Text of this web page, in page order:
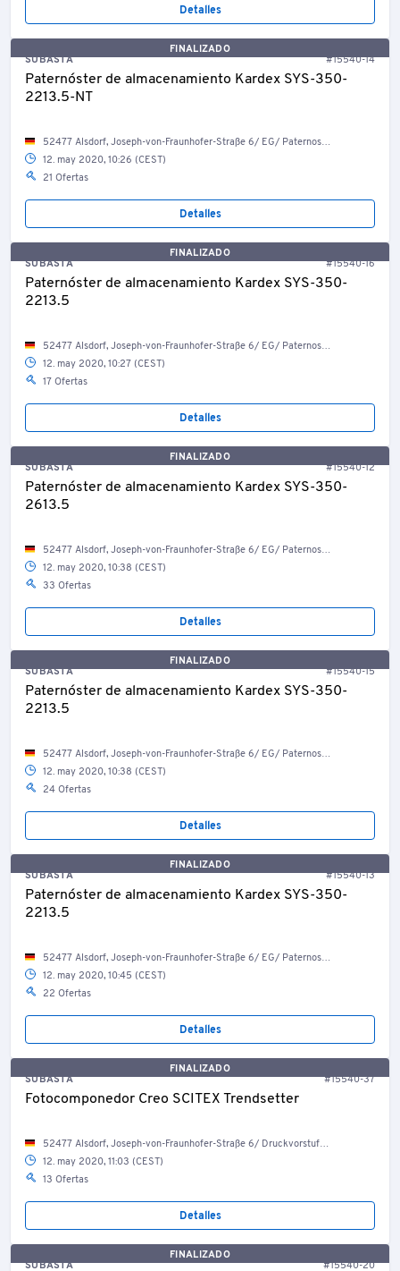
Detalles
FINALIZADO
SUBASTA
#15540-14
Paternóster de almacenamiento Kardex SYS-350-
2213.5-NT
52477 Alsdorf, Joseph-von-Fraunhofer-Straße 6/ EG/ Paternosterlager
12. may 2020, 10:26 (CEST)
21 Ofertas
Detalles
FINALIZADO
SUBASTA
#15540-16
Paternóster de almacenamiento Kardex SYS-350-
2213.5
52477 Alsdorf, Joseph-von-Fraunhofer-Straße 6/ EG/ Paternosterlager
12. may 2020, 10:27 (CEST)
17 Ofertas
Detalles
FINALIZADO
SUBASTA
#15540-12
Paternóster de almacenamiento Kardex SYS-350-
2613.5
52477 Alsdorf, Joseph-von-Fraunhofer-Straße 6/ EG/ Paternosterlager
12. may 2020, 10:38 (CEST)
33 Ofertas
Detalles
FINALIZADO
SUBASTA
#15540-15
Paternóster de almacenamiento Kardex SYS-350-
2213.5
52477 Alsdorf, Joseph-von-Fraunhofer-Straße 6/ EG/ Paternosterlager
12. may 2020, 10:38 (CEST)
24 Ofertas
Detalles
FINALIZADO
SUBASTA
#15540-13
Paternóster de almacenamiento Kardex SYS-350-
2213.5
52477 Alsdorf, Joseph-von-Fraunhofer-Straße 6/ EG/ Paternosterlager
12. may 2020, 10:45 (CEST)
22 Ofertas
Detalles
FINALIZADO
SUBASTA
#15540-37
Fotocomponedor Creo SCITEX Trendsetter
52477 Alsdorf, Joseph-von-Fraunhofer-Straße 6/ Druckvorstufenproduktion
12. may 2020, 11:03 (CEST)
13 Ofertas
Detalles
FINALIZADO
SUBASTA
#15540-20